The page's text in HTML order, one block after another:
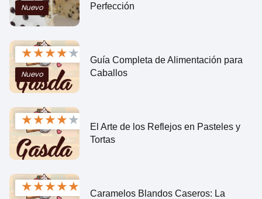
Nuevo
Perfección
★★★★★
Nuevo
Guía Completa de Alimentación para
Caballos
★★★★★
El Arte de los Reflejos en Pasteles y
Tortas
★★★★★ Caramelos Blandos Caseros: La